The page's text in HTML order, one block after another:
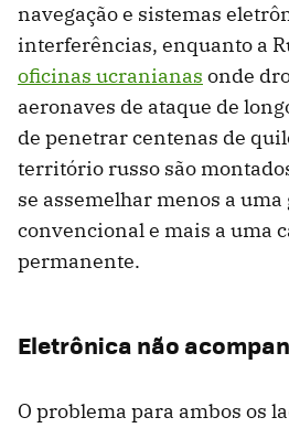
navegação e sistemas
interferências, enquanto a
oficinas ucranianas onde
aeronaves de ataque de
de penetrar centenas de
território russo são
se assemelhar menos a uma
convencional e mais a uma
permanente.
Eletrônica não
O problema para ambos os